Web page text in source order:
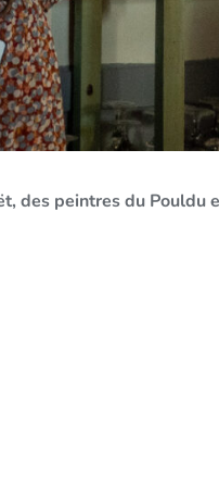
des peintres du Pouldu